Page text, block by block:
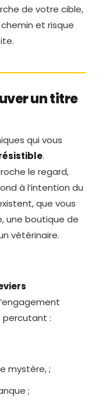
de votre cible,
et risque
un titre
qui vous
.
le regard,
à l’intention du
que vous
une boutique de
vétérinaire.
percutant :
mystère, ;
;